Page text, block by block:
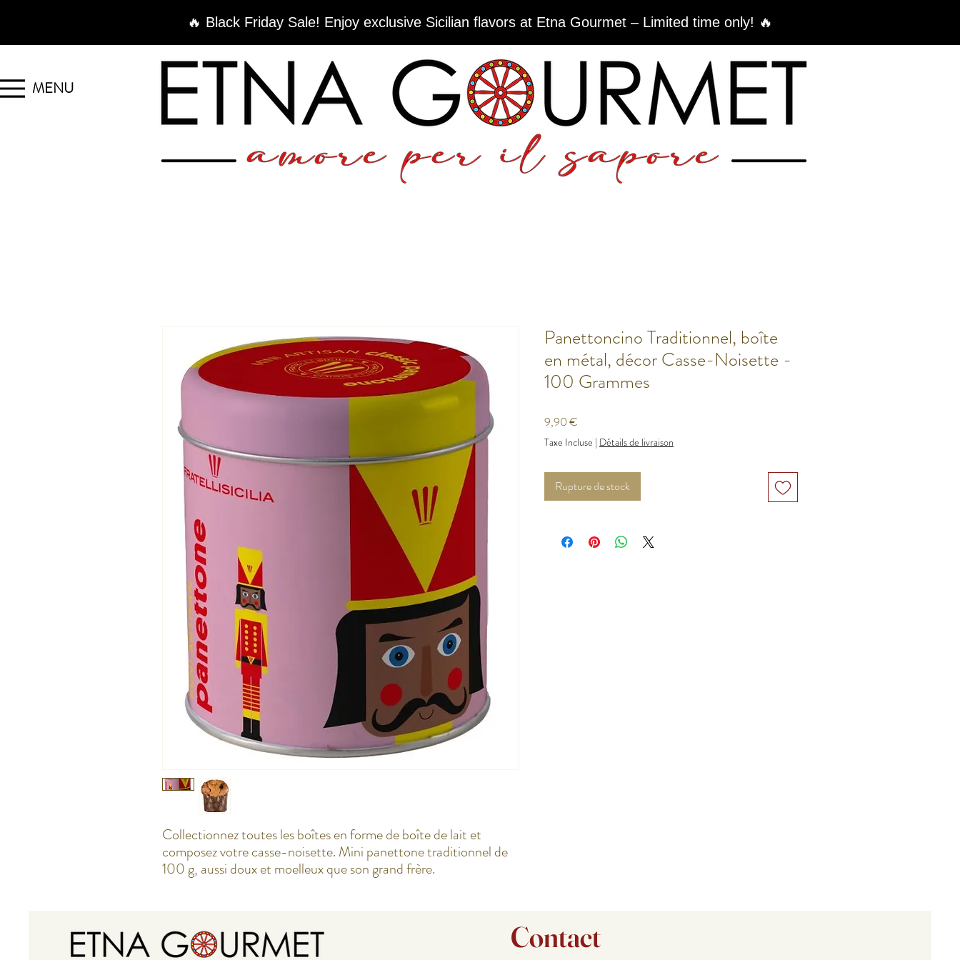
🔥 Black Friday Sale! Enjoy exclusive Sicilian flavors at Etna Gourmet – Limited time only! 🔥
MENU
Collectionnez toutes les boîtes en forme de boîte de lait et
composez votre casse-noisette. Mini panettone traditionnel de
100 g, aussi doux et moelleux que son grand frère.
Panettoncino Traditionnel, boîte
en métal, décor Casse-Noisette -
100 Grammes
9,90 €
Taxe Incluse | Détails de livraison
Rupture de stock
Contact